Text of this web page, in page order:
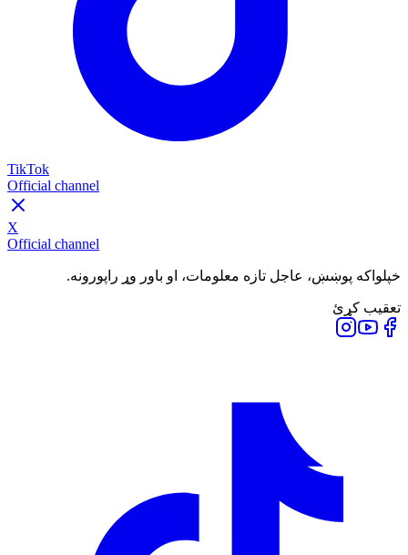
TikTok
Official channel
X
Official channel
خپلواکه پوښښ، عاجل تازه معلومات، او باور وړ راپورونه.
تعقیب کړئ